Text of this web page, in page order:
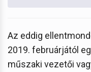
Az eddig
2019. februárjától
műszaki vezetői